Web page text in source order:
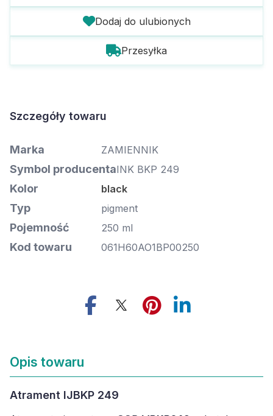
Dodaj do ulubionych
Szczegóły towaru
Pojemność
Opis towaru